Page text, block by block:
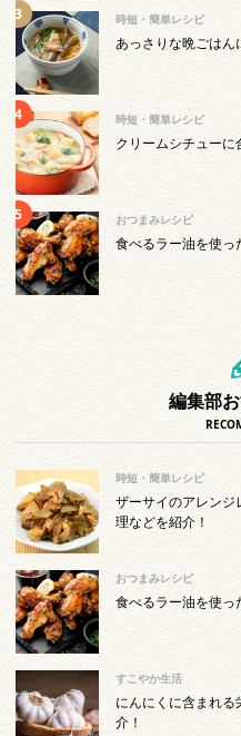
時短・簡単レシピ
あっさりな晩ごはん
時短・簡単レシピ
クリームシチュー
おつまみレシピ
食べるラー油を使っ
編集部
時短・簡単レシピ
ザーサイのアレン
理などを紹介！
おつまみレシピ
食べるラー油を使っ
すこやか生活
にんにくに含まれ
介！